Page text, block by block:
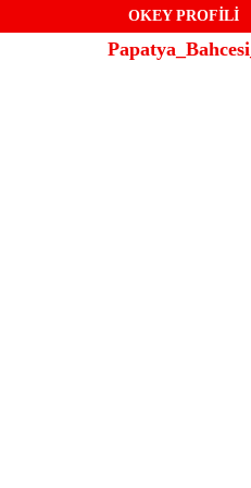
OKEY PROFİLİ
Papatya_Bahcesi_